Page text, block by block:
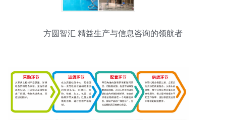
方圆智汇 精益生产与信息咨询的领航者